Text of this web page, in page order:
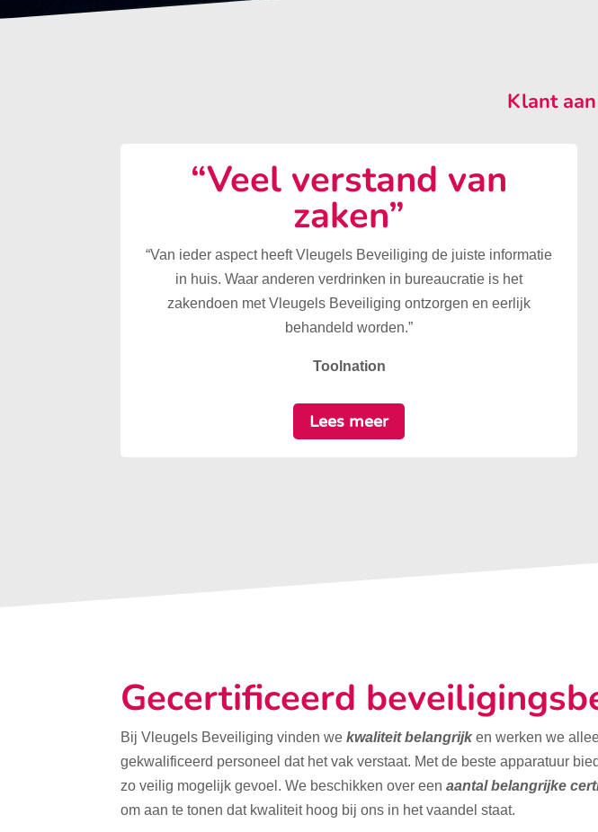
Klant
“Veel verstand van
zaken”
“Van ieder aspect heeft Vleugels Beveiliging de juiste informatie
in huis. Waar anderen verdrinken in bureaucratie is het
zakendoen met Vleugels Beveiliging ontzorgen en eerlijk
behandeld worden.”
Toolnation
Lees meer
Gecertificeerd
Bij Vleugels Beveiliging vinden wekwaliteit belangrijk en werken we
gekwalificeerd personeel dat het vak verstaat. Met de beste apparatuur
zo veilig mogelijk gevoel. We beschikken over eenaantal belangrijke
om aan te tonen dat kwaliteit hoog bij ons in het vaandel staat.